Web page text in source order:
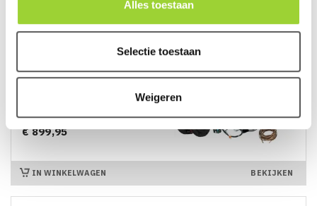
Alles toestaan
Selectie toestaan
Weigeren
GAS Volkswagen ID.4 /
ID.5 Subwoofer Pakket
Prijs
€ 899,95
IN WINKELWAGEN BEKIJKEN